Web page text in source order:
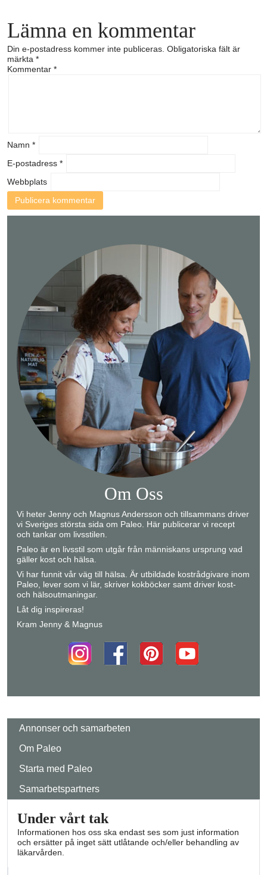
Lämna en kommentar
Din e-postadress kommer inte publiceras. Obligatoriska fält är
märkta *
Kommentar *
Namn *
E-postadress *
Webbplats
Om Oss
Vi heter Jenny och Magnus Andersson och tillsammans driver
vi Sveriges största sida om Paleo. Här publicerar vi recept
och tankar om livsstilen.
Paleo är en livsstil som utgår från människans ursprung vad
gäller kost och hälsa.
Vi har funnit vår väg till hälsa. Är utbildade kostrådgivare inom
Paleo, lever som vi lär, skriver kokböcker samt driver kost-
och hälsoutmaningar.
Låt dig inspireras!
Kram Jenny & Magnus
Annonser och samarbeten
Om Paleo
Starta med Paleo
Samarbetspartners
Under vårt tak
Informationen hos oss ska endast ses som just information
och ersätter på inget sätt utlåtande och/eller behandling av
läkarvården.